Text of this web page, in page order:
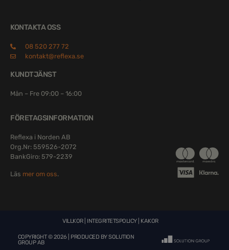
KONTAKTA OSS
08 520 277 72
kontakt@reflexa.se
KUNDTJÄNST
Mån – Fre 09:00 – 16:00
FÖRETAGSINFORMATION
Reflexa i Norden AB
Org.Nr: 559526-2072
BankGiro: 579-2239
Läs mer om oss.
VILLKOR| INTEGRITETSPOLICY| KAKOR
COPYRIGHT © 2026 | PRODUCED BYSOLUTION
GROUP AB